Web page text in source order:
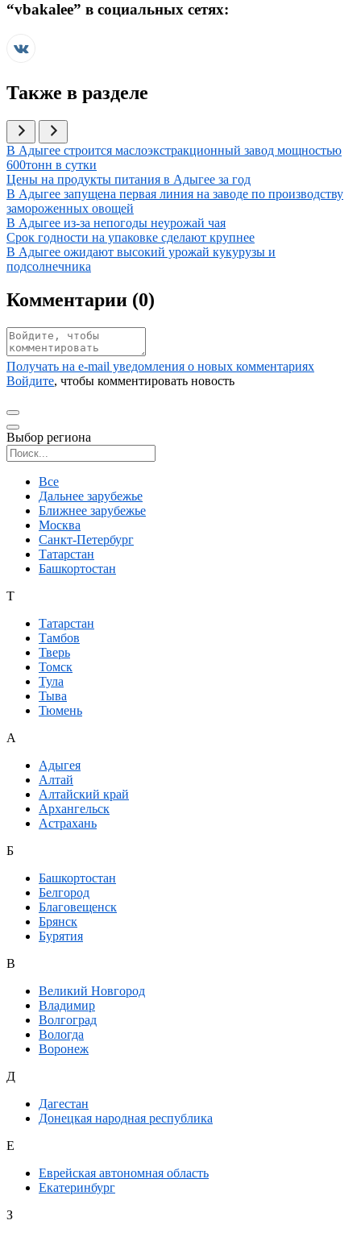
“vbakalee” в социальных сетях:
Также в разделе
Иллюстрация новости
В Адыгее строится маслоэкстракционный завод мощностью
600тонн в сутки
Иллюстрация новости
Цены на продукты питания в Адыгее за год
Иллюстрация новости
В Адыгее запущена первая линия на заводе по производству
замороженных овощей
Иллюстрация новости
В Адыгее из-за непогоды неурожай чая
Иллюстрация новости
Срок годности на упаковке сделают крупнее
Иллюстрация новости
В Адыгее ожидают высокий урожай кукурузы и
подсолнечника
Комментарии (0)
Получать на e‑mail уведомления о новых комментариях
Войдите, чтобы комментировать новость
Выбор региона
Все
Дальнее зарубежье
Ближнее зарубежье
Москва
Санкт-Петербург
Татарстан
Башкортостан
Т
Татарстан
Тамбов
Тверь
Томск
Тула
Тыва
Тюмень
А
Адыгея
Алтай
Алтайский край
Архангельск
Астрахань
Б
Башкортостан
Белгород
Благовещенск
Брянск
Бурятия
В
Великий Новгород
Владимир
Волгоград
Вологда
Воронеж
Д
Дагестан
Донецкая народная республика
Е
Еврейская автономная область
Екатеринбург
З